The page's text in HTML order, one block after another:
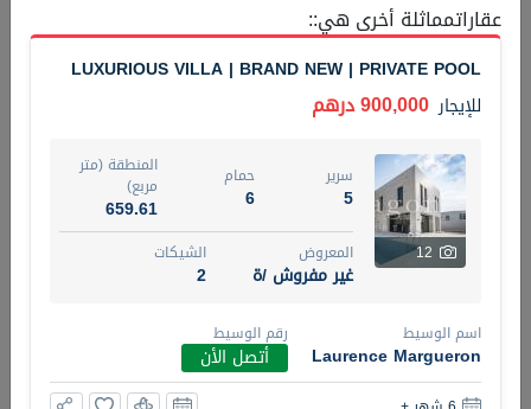
3
سرير
1
1
مربع)
المعروض
غير مفروش /ة
اسم الوسيط
NILOOFAR ABBAS VAKIL
رقم الوسيط
ELBRUS TOWER UNIT 2701 ON RENT
شقةللإيجار 95,000 درهم
عقاراتمماثلة أخرى هي::
LUXURIOUS VILLA | BRAND NEW | PRIVATE POOL
للإيجار 900,000 درهم
12
سرير
5
حمام
6
المنطقة (متر
مربع)
659.61
المعروض
غير مفروش /ة
الشيكات
2
اسم الوسيط
Laurence Margueron
رقم الوسيط
أتصل الأن